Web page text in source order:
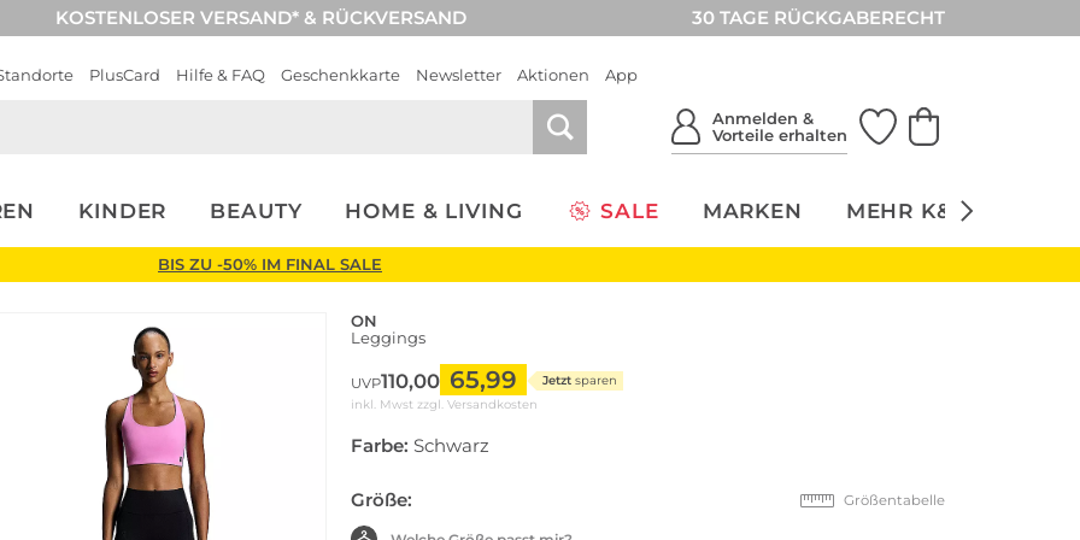
KOSTENLOSER VERSAND* & RÜCKVERSAND 30 TAGE RÜCKGABERECHT
PlusCard Hilfe & FAQ Geschenkkarte Newsletter Aktionen App
Anmelden &
Vorteile erhalten
KINDER BEAUTY HOME & LIVING SALE MARKEN MEHR K&Ö
BIS ZU -50% IM FINAL SALE
ON
Leggings
UVP110,00 65,99 Jetzt sparen
inkl. Mwst zzgl. Versandkosten
Farbe: Schwarz
Größe: Größentabelle